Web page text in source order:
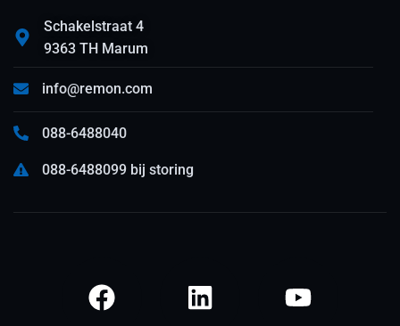
Schakelstraat 4
9363 TH Marum
info@remon.com
088-6488040
088-6488099 bij storing